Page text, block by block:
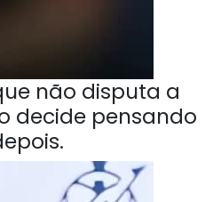
não disputa a
decide pensando